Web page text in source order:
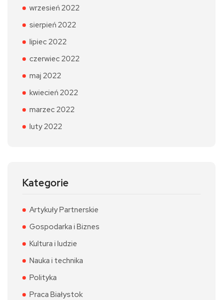
wrzesień 2022
sierpień 2022
lipiec 2022
czerwiec 2022
maj 2022
kwiecień 2022
marzec 2022
luty 2022
Kategorie
Artykuły Partnerskie
Gospodarka i Biznes
Kultura i ludzie
Nauka i technika
Polityka
Praca Białystok